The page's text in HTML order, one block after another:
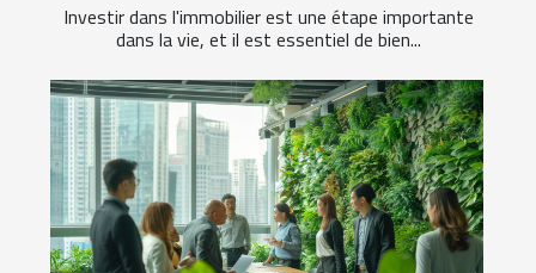
Investir dans l'immobilier est une étape importante
dans la vie, et il est essentiel de bien...